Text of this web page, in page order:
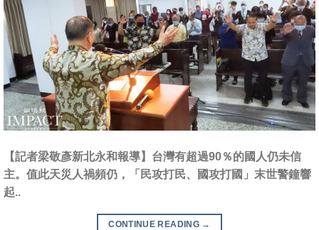
【記者梁敬彥新北永和報導】台灣有超過90％的國人仍未信
主。值此天災人禍頻仍，「民攻打民、國攻打國」末世警鐘響
起..
CONTINUE READING →